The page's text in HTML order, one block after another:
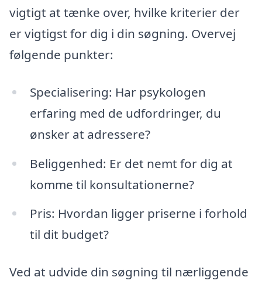
vigtigt at tænke over, hvilke kriterier der
er vigtigst for dig i din søgning. Overvej
følgende punkter:
Specialisering: Har psykologen
erfaring med de udfordringer, du
ønsker at adressere?
Beliggenhed: Er det nemt for dig at
komme til konsultationerne?
Pris: Hvordan ligger priserne i forhold
til dit budget?
Ved at udvide din søgning til nærliggende